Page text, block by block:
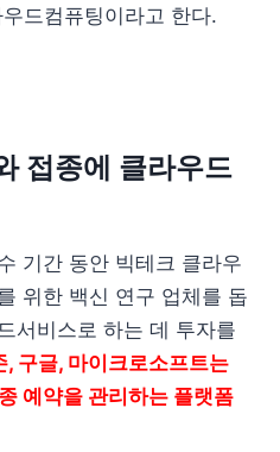
드컴퓨팅이라고 한다.
접종에 클라우드
기간 동안 빅테크 클라우
위한 백신 연구 업체를 돕
서비스로 하는 데 투자를
, 구글, 마이크로소프트는
예약을 관리하는 플랫폼